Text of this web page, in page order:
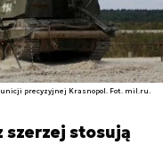
precyzyjnej Krasnopol. Fot. mil.ru.
szerzej stosują